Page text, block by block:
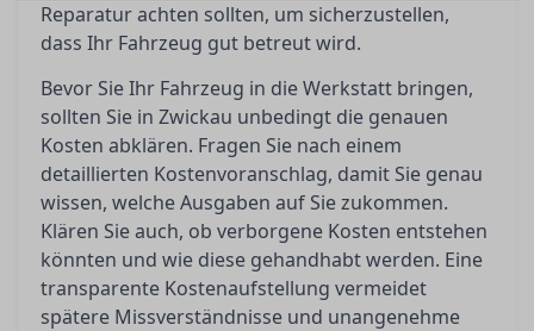
Reparatur achten sollten, um sicherzustellen,
dass Ihr Fahrzeug gut betreut wird.
Bevor Sie Ihr Fahrzeug in die Werkstatt bringen,
sollten Sie in Zwickau unbedingt die genauen
Kosten abklären. Fragen Sie nach einem
detaillierten Kostenvoranschlag, damit Sie genau
wissen, welche Ausgaben auf Sie zukommen.
Klären Sie auch, ob verborgene Kosten entstehen
könnten und wie diese gehandhabt werden. Eine
transparente Kostenaufstellung vermeidet
spätere Missverständnisse und unangenehme